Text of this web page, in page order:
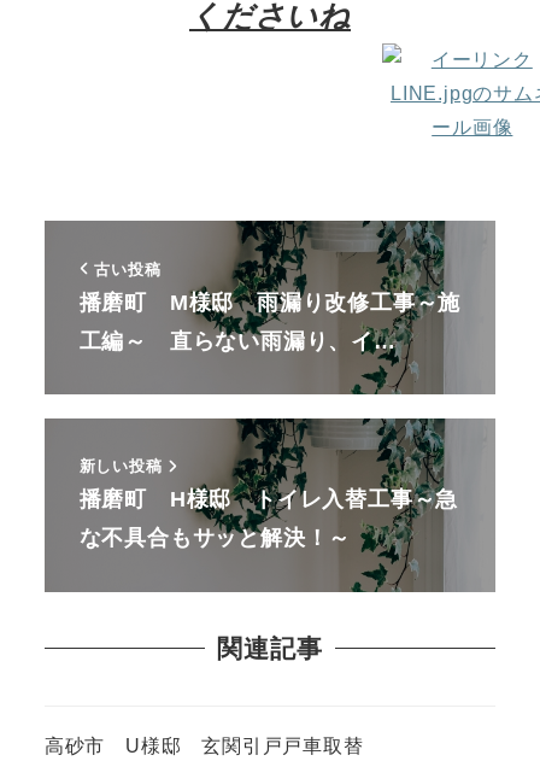
くださいね
古い投稿
播磨町 M様邸 雨漏り改修工事～施
工編～ 直らない雨漏り、イ…
新しい投稿
播磨町 H様邸 トイレ入替工事～急
な不具合もサッと解決！～
関連記事
高砂市 U様邸 玄関引戸戸車取替